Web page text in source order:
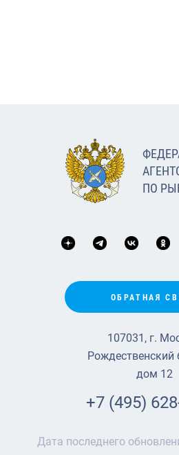
ПО
ОБРАТНАЯ
107031, г.
Рождественский
дом 12
+7 (495)
Дата последнего